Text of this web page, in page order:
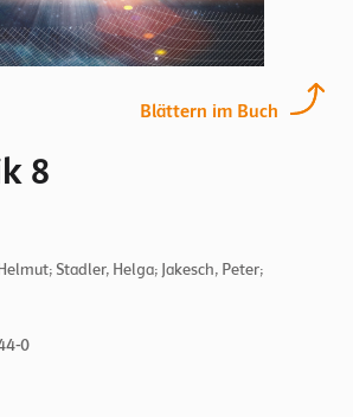
Blättern im Buch
8
Stadler, Helga; Jakesch, Peter;
0